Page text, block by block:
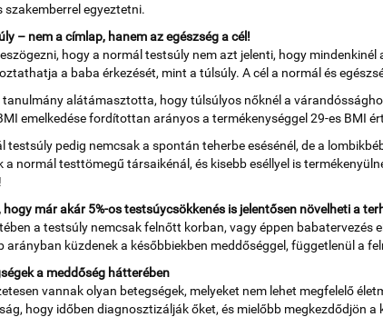
szakemberrel egyeztetni.
– nem a címlap, hanem az egészség a cél!
hogy a normál testsúly nem azt jelenti, hogy
a baba érkezését, mint a túlsúly. A cél a normál és
tanulmány alátámasztotta, hogy túlsúlyos nőknél a
emelkedése fordítottan arányos a termékenységgel 29-es BMI
testsúly pedig nemcsak a spontán teherbe esésénél, de a
a normál testtömegű társaikénál, és kisebb eséllyel is
hogy már akár 5%-os testsúycsökkenés is jelentősen növelheti a
a testsúly nemcsak felnőtt korban, vagy éppen
arányban küzdenek a későbbiekben meddőséggel, függetlenül a
a meddőség hátterében
vannak olyan betegségek, melyeket nem lehet megfelelő
hogy időben diagnosztizálják őket, és mielőbb megkezdődjön a